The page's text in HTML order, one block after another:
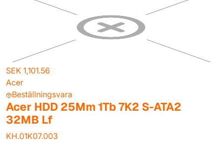
SEK 1,101.56
Acer
Beställningsvara
Acer HDD 25Mm 1Tb 7K2 S-ATA2
32MB Lf
KH.01K07.003